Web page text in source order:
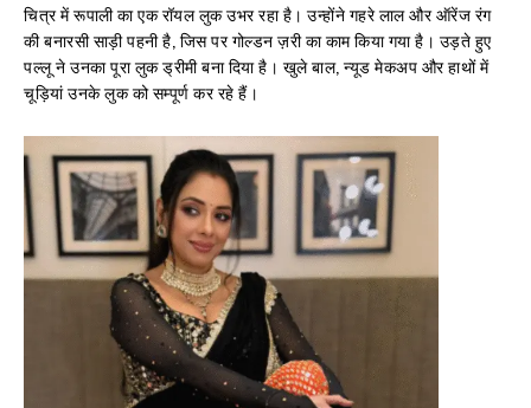
चित्र में रूपाली का एक रॉयल लुक उभर रहा है। उन्होंने गहरे लाल और ऑरेंज रंग
की बनारसी साड़ी पहनी है, जिस पर गोल्डन ज़री का काम किया गया है। उड़ते हुए
पल्लू ने उनका पूरा लुक ड्रीमी बना दिया है। खुले बाल, न्यूड मेकअप और हाथों में
चूड़ियां उनके लुक को सम्पूर्ण कर रहे हैं।